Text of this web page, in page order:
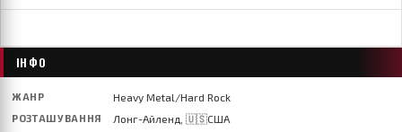
ІНФО
ЖАНР Heavy Metal/Hard Rock
РОЗТАШУВАННЯ Лонг-Айленд, 🇺🇸США